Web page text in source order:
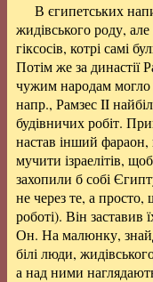
В єгипетських
жидівського роду, але
гіксосів, котрі самі
Потім же за династії
чужим народам могло
напр., Рамзес II
будівничих робіт.
настав інший
мучити ізраелітів,
захопили б собі
не через те, а
роботі). Він заставив
Он. На малюнку,
білі люди,
а над ними